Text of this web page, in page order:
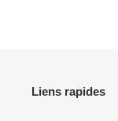
Liens rapides